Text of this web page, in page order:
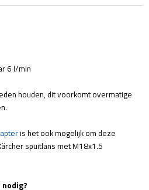
6 l/min
houden, dit voorkomt overmatige
is het ook mogelijk om deze
spuitlans met M18x1.5